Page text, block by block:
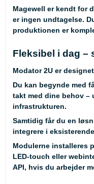
Magewell er kendt for
er ingen undtagelse.
produktionen er
Fleksibel i dag –
Modator 2U er
Du kan begynde med
takt med dine behov –
infrastrukturen.
Samtidig får du en
integrere i
Modulerne installeres
LED-touch eller
API, hvis du arbejder